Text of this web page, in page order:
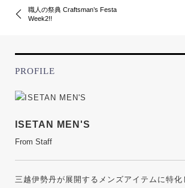
職人の祭典 Craftsman’s Festa
Week2!!
PROFILE
ISETAN MEN'S
From Staff
三越伊勢丹が展開するメンズアイテムに特化